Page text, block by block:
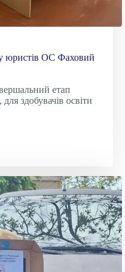
юристів ОС Фаховий
етап
здобувачів освіти